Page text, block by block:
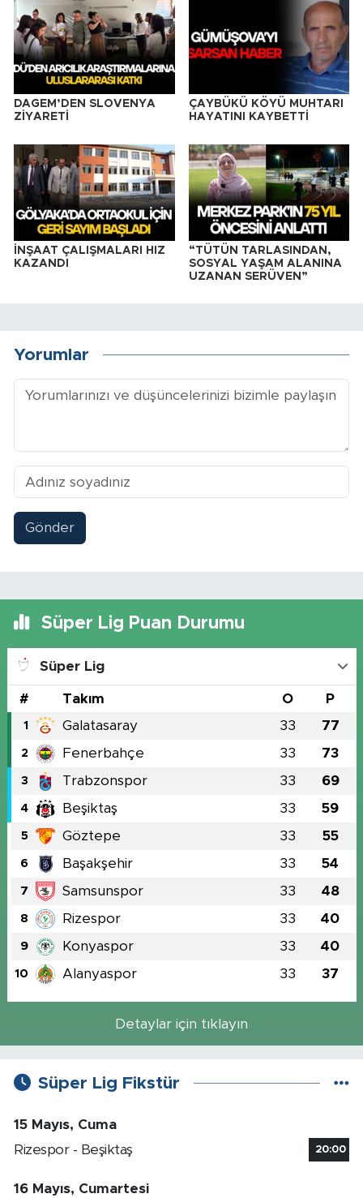
DAGEM’DEN SLOVENYA
ZİYARETİ
ÇAYBÜKÜ KÖYÜ MUHTARI
HAYATINI KAYBETTİ
İNŞAAT ÇALIŞMALARI HIZ
KAZANDI
“TÜTÜN TARLASINDAN,
SOSYAL YAŞAM ALANINA
UZANAN SERÜVEN”
Yorumlar
Gönder
Süper Lig Puan Durumu
Süper Lig
# Takım O P
1 Galatasaray 33 77
2 Fenerbahçe 33 73
3 Trabzonspor 33 69
4 Beşiktaş 33 59
5 Göztepe 33 55
6 Başakşehir 33 54
7 Samsunspor 33 48
8 Rizespor 33 40
9 Konyaspor 33 40
10 Alanyaspor 33 37
Detaylar için tıklayın
Süper Lig Fikstür
15 Mayıs, Cuma
Rizespor - Beşiktaş
20:00
16 Mayıs, Cumartesi